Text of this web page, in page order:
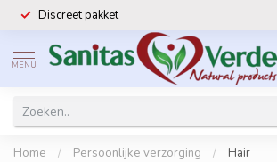
Discreet pakket
MENU
Home / Persoonlijke verzorging / Hair